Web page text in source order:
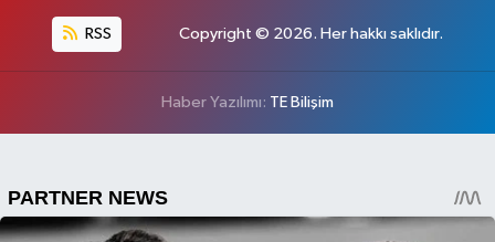
RSS Copyright © 2026. Her hakkı saklıdır.
Haber Yazılımı: TE Bilişim